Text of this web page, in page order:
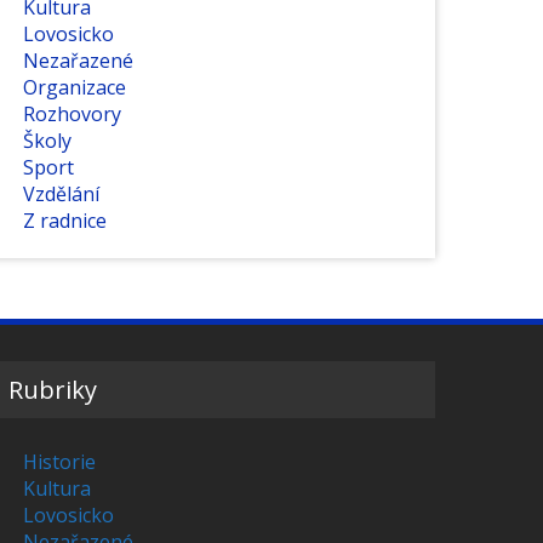
Kultura
Lovosicko
Nezařazené
Organizace
Rozhovory
Školy
Sport
Vzdělání
Z radnice
Rubriky
Historie
Kultura
Lovosicko